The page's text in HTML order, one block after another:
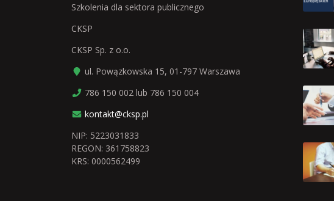
Szkolenia dla sektora publicznego
CKSP
CKSP Sp. z o.o.
ul. Powązkowska 15, 01-797 Warszawa
786 150 002 lub 786 150 004
kontakt@cksp.pl
NIP: 5223031833
REGON: 361758823
KRS: 0000562499